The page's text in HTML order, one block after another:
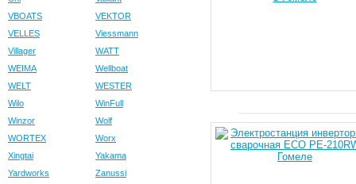
VBOATS
VEKTOR
VELLES
Viessmann
Villager
WATT
WEIMA
Wellboat
WELT
WESTER
Wilo
WinFull
Winzor
Wolf
WORTEX
Worx
Xingtai
Yakama
Yardworks
Zanussi